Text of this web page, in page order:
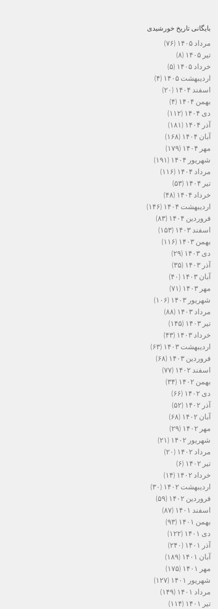
بایگانی تاریخ خورشیدی
مرداد ۱۴۰۵
(۷۶)
تیر ۱۴۰۵
(۸)
خرداد ۱۴۰۵
(۵)
اردیبهشت ۱۴۰۵
(۴)
اسفند ۱۴۰۴
(۲۰)
بهمن ۱۴۰۴
(۴)
دی ۱۴۰۴
(۱۱۲)
آذر ۱۴۰۴
(۱۸۱)
آبان ۱۴۰۴
(۱۶۸)
مهر ۱۴۰۴
(۱۷۹)
شهریور ۱۴۰۴
(۱۹۱)
مرداد ۱۴۰۴
(۱۱۶)
تیر ۱۴۰۴
(۵۳)
خرداد ۱۴۰۴
(۴۸)
اردیبهشت ۱۴۰۴
(۱۴۶)
فروردین ۱۴۰۴
(۸۳)
اسفند ۱۴۰۳
(۱۵۳)
بهمن ۱۴۰۳
(۱۱۶)
دی ۱۴۰۳
(۲۹)
آذر ۱۴۰۳
(۳۵)
آبان ۱۴۰۳
(۴۰)
مهر ۱۴۰۳
(۷۱)
شهریور ۱۴۰۳
(۱۰۶)
مرداد ۱۴۰۳
(۸۸)
تیر ۱۴۰۳
(۱۴۵)
خرداد ۱۴۰۳
(۴۳)
اردیبهشت ۱۴۰۳
(۶۳)
فروردین ۱۴۰۳
(۶۸)
اسفند ۱۴۰۲
(۷۷)
بهمن ۱۴۰۲
(۳۴)
دی ۱۴۰۲
(۶۶)
آذر ۱۴۰۲
(۵۲)
آبان ۱۴۰۲
(۶۸)
مهر ۱۴۰۲
(۲۹)
شهریور ۱۴۰۲
(۲۱)
مرداد ۱۴۰۲
(۲۰)
تیر ۱۴۰۲
(۶)
خرداد ۱۴۰۲
(۱۴)
اردیبهشت ۱۴۰۲
(۳۰)
فروردین ۱۴۰۲
(۵۹)
اسفند ۱۴۰۱
(۸۷)
بهمن ۱۴۰۱
(۹۳)
دی ۱۴۰۱
(۱۲۲)
آذر ۱۴۰۱
(۲۴۰)
آبان ۱۴۰۱
(۱۸۹)
مهر ۱۴۰۱
(۱۷۵)
شهریور ۱۴۰۱
(۱۲۷)
مرداد ۱۴۰۱
(۱۴۹)
تیر ۱۴۰۱
(۱۱۴)